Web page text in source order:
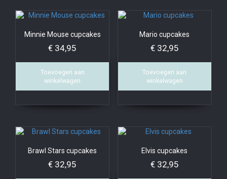
Minnie Mouse cupcakes
€ 34,95
Toevoegen aan
winkelwagen
Mario cupcakes
€32,95
Toevoegen aan
winkelwagen
Brawl Stars cupcakes
€ 32,95
Elvis cupcakes
€32,95